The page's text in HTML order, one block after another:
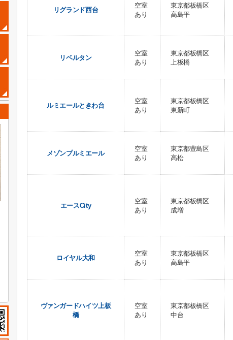
リグランド西台
空室
あり
東京都板橋区
高島平
リベルタン
空室
あり
東京都板橋区
上板橋
ルミエールときわ台
空室
あり
東京都板橋区
東新町
メゾンプルミエール
空室
あり
東京都豊島区
高松
エースCity
空室
あり
東京都板橋区
成増
ロイヤル大和
空室
あり
東京都板橋区
高島平
ヴァンガードハイツ上板
橋
空室
あり
東京都板橋区
中台